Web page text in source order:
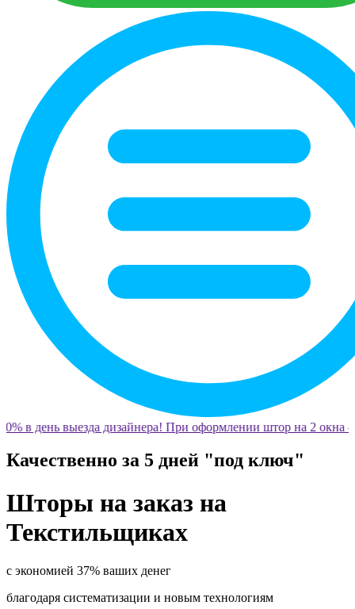
в день выезда дизайнера! При оформлении штор на 2 окна
Качественно за 5 дней "под ключ"
Шторы на заказ на
Текстильщиках
с экономией 37% ваших денег
благодаря систематизации и новым технологиям